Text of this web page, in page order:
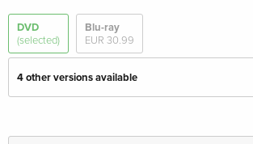
DVD
(selected)
Blu-ray
EUR 30.99
4 other versions available